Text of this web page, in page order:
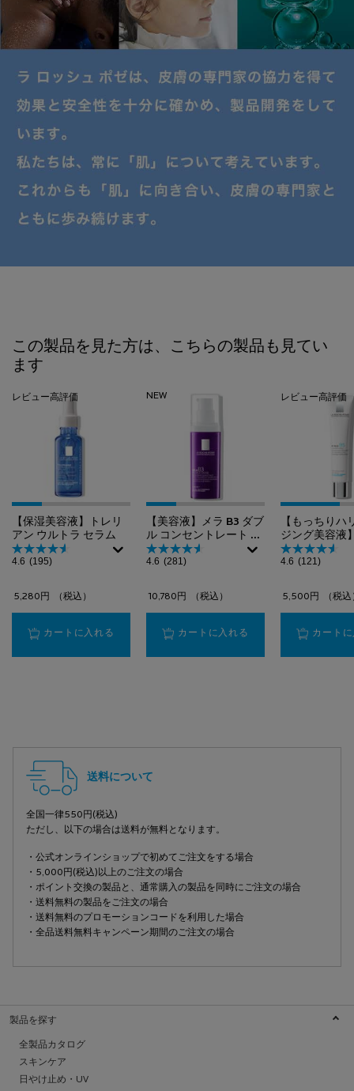
この製品を見た方は、こちらの製品も見てい
ます
レビュー高評価
【保湿美容液】トレリ
アン ウルトラ セラム
4.6 (195)
5,280円 （税込）
カートに入れる 【保湿美容液】トレリアン ウルトラ セラム
NEW
【美容液】メラ B3 ダブ
ル コンセントレート セ
ラム​
4.6 (281)
10,780円 （税込）
カートに入れる 【美容液】メラ B3
レビュー高評価
【もっちりハ
ジング美容液
B5 クリーミ
ス
4.6 (121)
5,500円 （税
カート
送料について
全国一律550円(税込)
ただし、以下の場合は送料が無料となります。
・公式オンラインショップで初めてご注文をする場合
・5,000円(税込)以上のご注文の場合
・ポイント交換の製品と、通常購入の製品を同時にご注文の場合
・送料無料の製品をご注文の場合
・送料無料のプロモーションコードを利用した場合
・全品送料無料キャンペーン期間のご注文の場合
製品を探す
全製品カタログ
スキンケア
日やけ止め・UV